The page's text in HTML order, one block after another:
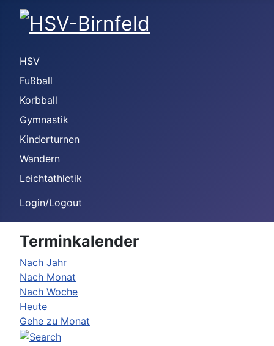
HSV
Fußball
Korbball
Gymnastik
Kinderturnen
Wandern
Leichtathletik
Login/Logout
Terminkalender
Nach Jahr
Nach Monat
Nach Woche
Heute
Gehe zu Monat